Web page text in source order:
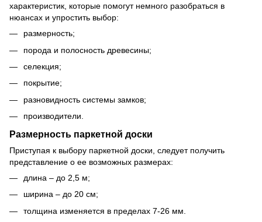
характеристик, которые помогут немного разобраться в
нюансах и упростить выбор:
размерность;
порода и полосность древесины;
селекция;
покрытие;
разновидность системы замков;
производители.
Размерность паркетной доски
Приступая к выбору паркетной доски, следует получить
представление о ее возможных размерах:
длина – до 2,5 м;
ширина – до 20 см;
толщина изменяется в пределах 7-26 мм.